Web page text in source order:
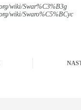
wiki/Swar%C3%B3g
wiki/Swaro%C5%BCyc